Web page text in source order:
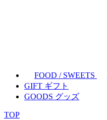
FOOD / SWEETS
GIFT ギフト
GOODS グッズ
TOP